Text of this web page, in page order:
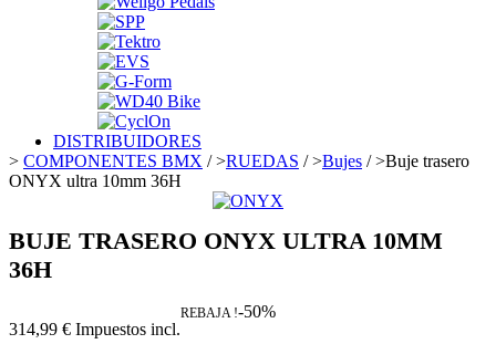
DISTRIBUIDORES
> COMPONENTES BMX />RUEDAS />Bujes />Buje trasero
ONYX ultra 10mm 36H
BUJE TRASERO ONYX ULTRA 10MM
36H
314,99 € Impuestos incl.
REBAJA !-50%